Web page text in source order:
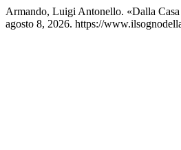
Armando, Luigi Antonello. «Dalla
agosto 8, 2026. https://